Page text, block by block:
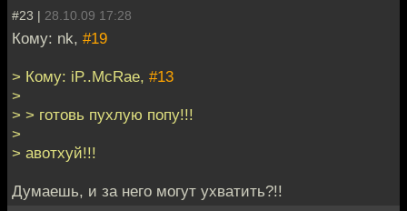
#23 | 28.10.09 17:28
Кому: nk, #19
> Кому: iP..McRae, #13
>
> > готовь пухлую попу!!!
>
> авотхуй!!!
Думаешь, и за него могут ухватить?!!